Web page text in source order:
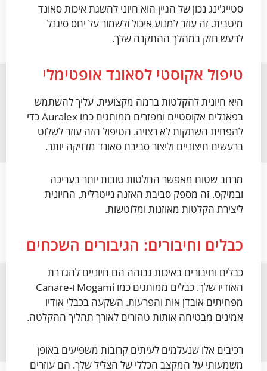
סטייג'ינג נכון של הגיין הוא חיוני להשגת איכות סאונד
מיטבית. זה עוזר למנוע איכול ולשמור על יחס סיגנל
לרעש חזק במהלך ההתקנה שלך.
טיפול אקוסטי לסאונד אופטימלי
היא חיונית להקלטות ברמה מקצועית. עליך להשתמש
בפאנלים אקוסטיים ומפזרים ממותגים כמו Auralex כדי
להפחית השתקות לא רצויה. הטיפול הזה עוזר לשלוט
ברעשים חיצוניים וליצור סביבת סאונד מדויקה יותר.
מרחב שטוח מאפשר החלטות טובות יותר בעריכה
ובמיקס. זה מספק סביבת האזנה נייטרלית, החיונית
ליצירת הקלטות מאוזנות ומלוטשות.
כבלים וחיבורים: הגיבורים השכחים
כבלים וחיבורים באיכות גבוהה הם חיוניים להגדרת
האודיו שלך. כבלים ממותגים כמו Mogami ו-Canare
מפחיתים אובדן אות והפרעות. השקעה בכבלי אודיו
אמינים מבטיחה אותות טהורים לאורך תהליך ההקלטה.
רכיבים אלו שנעלמים לעיתים קרובות משפיעים באופן
משמעותי על המקצב הכללי של הצליל שלך. הם עוזרים